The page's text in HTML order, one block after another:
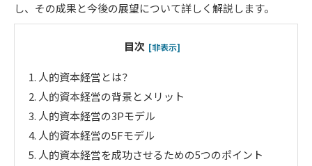
し、その成果と今後の展望について詳しく解説します。
目次 [非表示]
1. 人的資本経営とは？
2. 人的資本経営の背景とメリット
3. 人的資本経営の3Pモデル
4. 人的資本経営の5Fモデル
5. 人的資本経営を成功させるための5つのポイント